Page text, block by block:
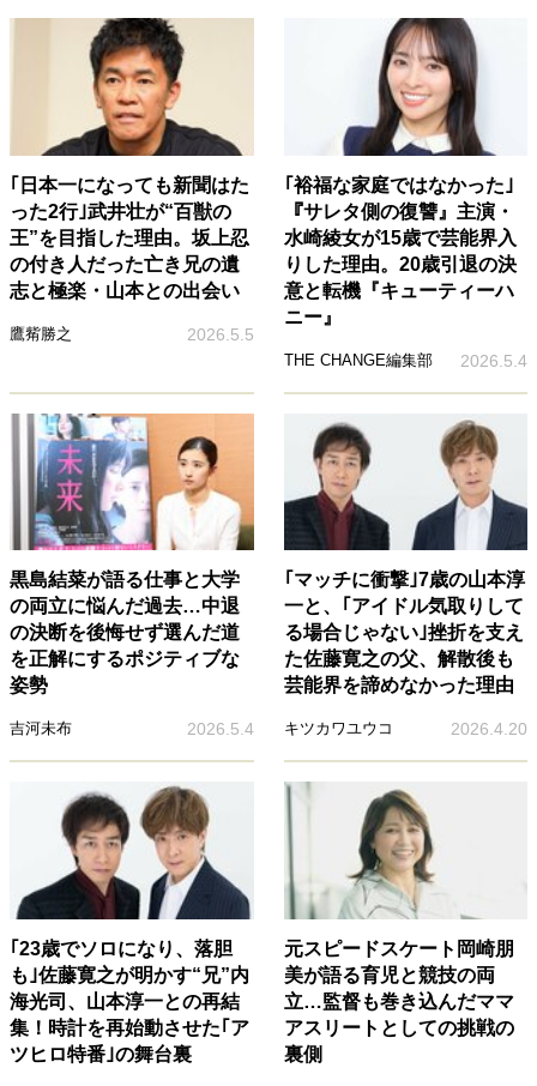
｢日本一になっても新聞はた
った2行｣武井壮が“百獣の
王”を目指した理由。坂上忍
の付き人だった亡き兄の遺
志と極楽・山本との出会い
鷹觜勝之 2026.5.5
｢裕福な家庭ではなかった｣
『サレタ側の復讐』主演・
水崎綾女が15歳で芸能界入
りした理由。20歳引退の決
意と転機『キューティーハ
ニー』
THE CHANGE編集部 2026.5.4
黒島結菜が語る仕事と大学
の両立に悩んだ過去…中退
の決断を後悔せず選んだ道
を正解にするポジティブな
姿勢
吉河未布 2026.5.4
｢マッチに衝撃｣7歳の山本淳
一と、｢アイドル気取りして
る場合じゃない｣挫折を支え
た佐藤寛之の父、解散後も
芸能界を諦めなかった理由
キツカワユウコ 2026.4.20
｢23歳でソロになり、落胆
も｣佐藤寛之が明かす“兄”内
海光司、山本淳一との再結
集！時計を再始動させた｢ア
ツヒロ特番｣の舞台裏
元スピードスケート岡崎朋
美が語る育児と競技の両
立…監督も巻き込んだママ
アスリートとしての挑戦の
裏側